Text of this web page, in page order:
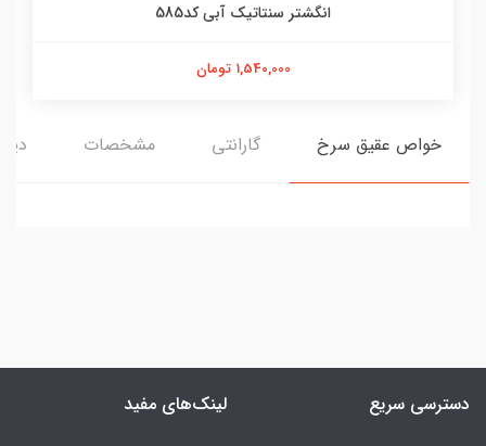
انگشتر سنتاتیک آبی کد585
1,540,000 تومان
خواص عقیق سرخ گارانتی مشخصات
دسترسی سریع لینک‌های مفید